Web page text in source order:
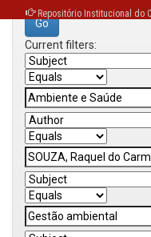
Repositório Institucional do
Current filters: